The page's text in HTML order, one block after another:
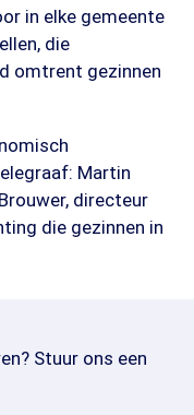
in elke gemeente
die
omtrent gezinnen
Martin
directeur
die gezinnen in
Stuur ons een